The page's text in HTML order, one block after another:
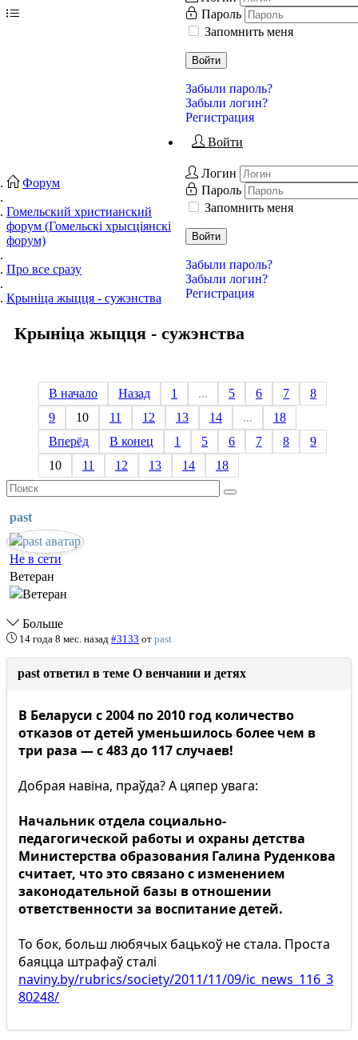
Пароль
Запомнить меня
Войти
Забыли пароль?
Забыли логин?
Регистрация
Войти
Логин
Пароль
Запомнить меня
Войти
Забыли пароль?
Забыли логин?
Регистрация
Форум
Гомельский христианский
форум (Гомельскі хрысціянскі
форум)
Про все сразу
Крыніца жыцця - сужэнства
Крыніца жыцця - сужэнства
В начало Назад 1 ... 5 6 7
8
9
10 11 12 13 14 ...
18
Вперёд
В конец 1 5 6 7 8
9
10
11 12 13 14 18
past
Не в сети
Ветеран
Больше
14 года 8 мес. назад #3133 от past
past ответил в теме О венчании и детях
В Беларуси с 2004 по 2010 год количество
отказов от детей уменьшилось более чем в
три раза — с 483 до 117 случаев!
Добрая навіна, праўда? А цяпер увага:
Начальник отдела социально-
педагогической работы и охраны детства
Министерства образования Галина Руденкова
считает, что это связано с изменением
законодательной базы в отношении
ответственности за воспитание детей.
То бок, больш любячых бацькоў не стала. Проста
баяцца штрафаў сталі
naviny.by/rubrics/society/2011/11/09/ic_news_116_3
80248/